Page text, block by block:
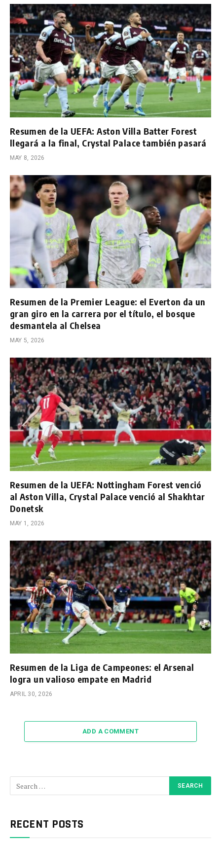
Resumen de la UEFA: Aston Villa Batter Forest
llegará a la final, Crystal Palace también pasará
MAY 8, 2026
Resumen de la Premier League: el Everton da un
gran giro en la carrera por el título, el bosque
desmantela al Chelsea
MAY 5, 2026
Resumen de la UEFA: Nottingham Forest venció
al Aston Villa, Crystal Palace venció al Shakhtar
Donetsk
MAY 1, 2026
Resumen de la Liga de Campeones: el Arsenal
logra un valioso empate en Madrid
APRIL 30, 2026
ADD A COMMENT
RECENT POSTS